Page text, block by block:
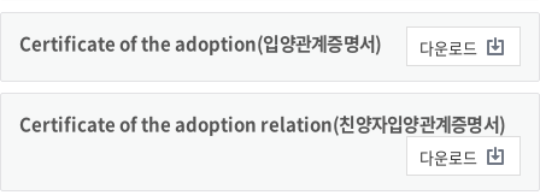
Certificate of the adoption(입양관계증명서) 다운로드
Certificate of the adoption relation(친양자입양관계증명서)
다운로드